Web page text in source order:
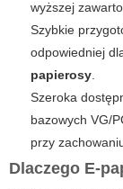
wyższej
Szybkie
odpowiedniej
papierosy
Szeroka
bazowych VG/
przy
Dlaczego E-